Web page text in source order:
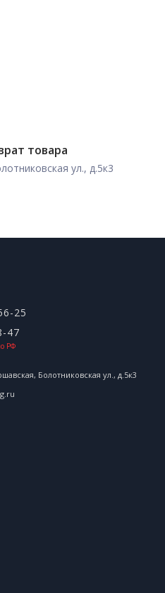
товара
ул., д.5к3
25
47
РФ
Болотниковская ул., д.5к3